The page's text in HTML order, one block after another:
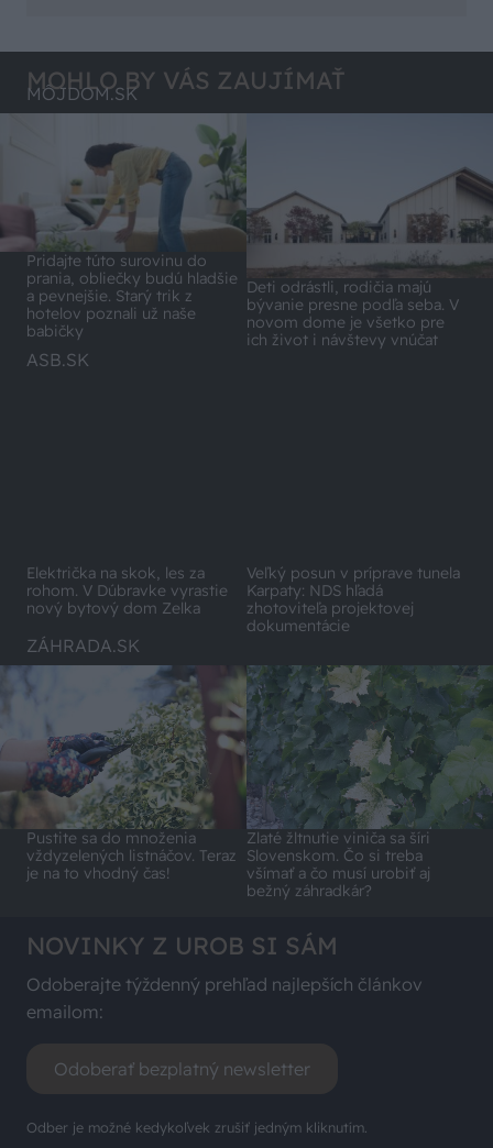
MOHLO BY VÁS ZAUJÍMAŤ
MÔJDOM.SK
Pridajte túto surovinu do
prania, obliečky budú hladšie
a pevnejšie. Starý trik z
hotelov poznali už naše
babičky
Deti odrástli, rodičia majú
bývanie presne podľa seba. V
novom dome je všetko pre
ich život i návštevy vnúčat
ASB.SK
Električka na skok, les za
rohom. V Dúbravke vyrastie
nový bytový dom Zelka
Veľký posun v príprave tunela
Karpaty: NDS hľadá
zhotoviteľa projektovej
dokumentácie
ZÁHRADA.SK
Pustite sa do množenia
vždyzelených listnáčov. Teraz
je na to vhodný čas!
Zlaté žltnutie viniča sa šíri
Slovenskom. Čo si treba
všímať a čo musí urobiť aj
bežný záhradkár?
NOVINKY Z UROB SI SÁM
Odoberajte týždenný prehľad najlepších článkov
emailom:
Odoberať bezplatný newsletter
Odber je možné kedykoľvek zrušiť jedným kliknutím.